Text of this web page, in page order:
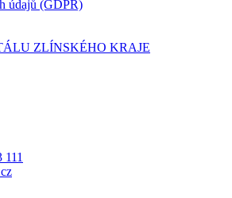
údajů (GDPR)
ZLÍNSKÉHO KRAJE